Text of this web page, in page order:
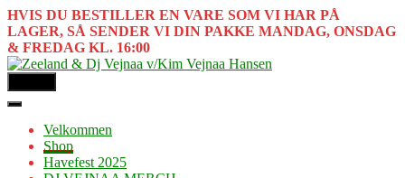
HVIS DU BESTILLER EN VARE SOM VI HAR PÅ
LAGER, SÅ SENDER VI DIN PAKKE MANDAG, ONSDAG
& FREDAG KL. 16:00
Velkommen
Shop
Havefest 2025